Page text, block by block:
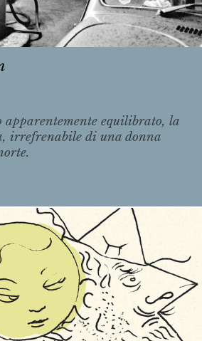
apparentemente equilibrato, la
irrefrenabile di una donna